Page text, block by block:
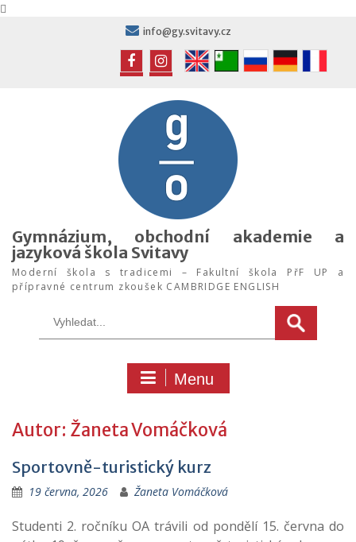
info@gy.svitavy.cz
FB IG
Gymnázium, obchodní akademie a
jazyková škola Svitavy
Moderní škola s tradicemi – Fakultní škola PřF UP a
přípravné centrum zkoušek CAMBRIDGE ENGLISH
Menu
Autor: Žaneta Vomáčková
Sportovně-turistický kurz
19 června, 2026 Žaneta Vomáčková
Studenti 2. ročníku OA trávili od pondělí 15. června do